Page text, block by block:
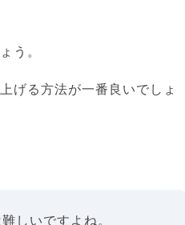
う。
げる方法が一番良いでしょ
しいですよね。